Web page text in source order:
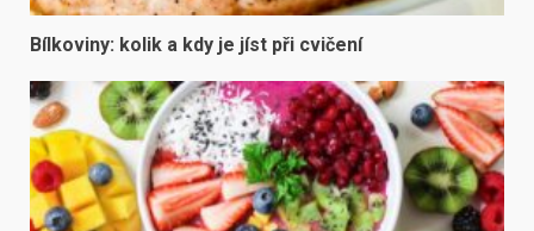
Bílkoviny: kolik a kdy je jíst při cvičení